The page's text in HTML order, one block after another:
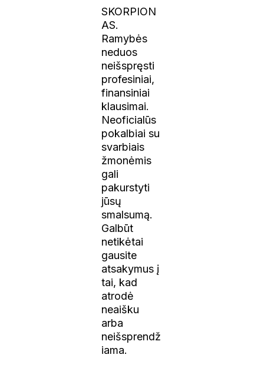
SKORPION
AS.
Ramybės
neduos
neišspręsti
profesiniai,
finansiniai
klausimai.
Neoficialūs
pokalbiai su
svarbiais
žmonėmis
gali
pakurstyti
jūsų
smalsumą.
Galbūt
netikėtai
gausite
atsakymus į
tai, kad
atrodė
neaišku
arba
neišsprendž
iama.